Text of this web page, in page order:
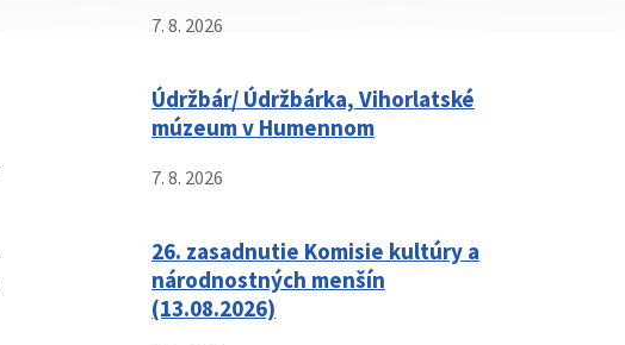
7. 8. 2026
Údržbár/ Údržbárka, Vihorlatské
múzeum v Humennom
7. 8. 2026
26. zasadnutie Komisie kultúry a
národnostných menšín
(13.08.2026)